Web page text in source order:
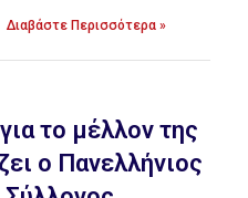
Διαβάστε Περισσότερα »
το μέλλον της
ο Πανελλήνιος